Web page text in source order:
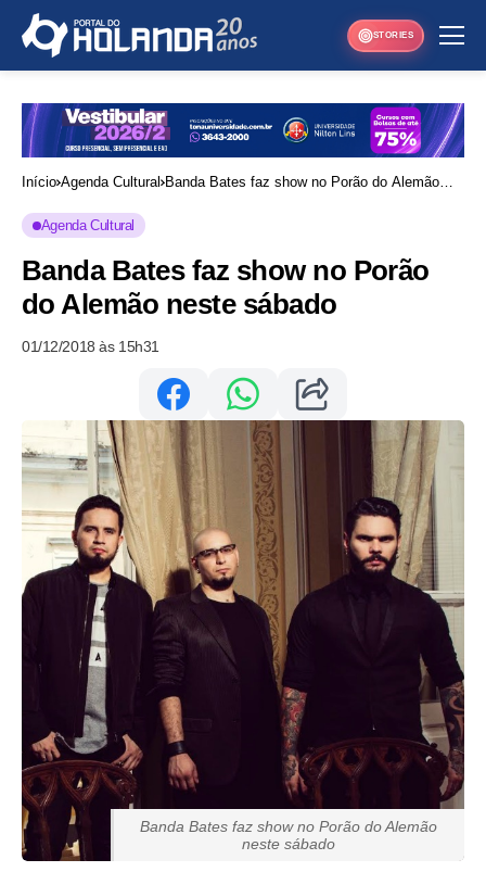
STORIES
Início Agenda Cultural Banda Bates faz show no Porão do Alemão
Agenda Cultural
Banda Bates faz show no Porão
do Alemão neste sábado
01/12/2018 às 15h31
Banda Bates faz show no Porão do Alemão
neste sábado